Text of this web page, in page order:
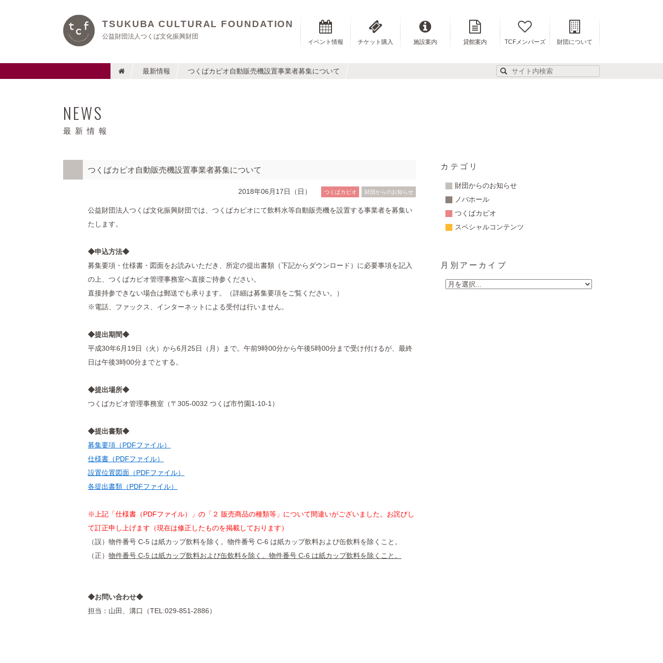
TSUKUBA CULTURAL FOUNDATION
公益財団法人つくば文化振興財団
イベント情報 チケット購入 施設案内 貸館案内 TCFメンバーズ 財団について
最新情報 つくばカピオ自動販売機設置事業者募集について
NEWS
最新情報
つくばカピオ自動販売機設置事業者募集について
2018年06月17日（日） つくばカピオ 財団からのお知らせ
公益財団法人つくば文化振興財団では、つくばカピオにて飲料水等自動販売機を設置する事業者を募集い
たします。
◆申込方法◆
募集要項・仕様書・図面をお読みいただき、所定の提出書類（下記からダウンロード）に必要事項を記入
の上、つくばカピオ管理事務室へ直接ご持参ください。
直接持参できない場合は郵送でも承ります。（詳細は募集要項をご覧ください。）
※電話、ファックス、インターネットによる受付は行いません。
◆提出期間◆
平成30年6月19日（火）から6月25日（月）まで。午前9時00分から午後5時00分まで受け付けるが、最終
日は午後3時00分までとする。
◆提出場所◆
つくばカピオ管理事務室（〒305-0032 つくば市竹園1-10-1）
◆提出書類◆
募集要項（PDFファイル）
仕様書（PDFファイル）
設置位置図面（PDFファイル）
各提出書類（PDFファイル）
※上記「仕様書（PDFファイル）」の「２ 販売商品の種類等」について間違いがございました。お詫びし
て訂正申し上げます（現在は修正したものを掲載しております）
（誤）物件番号 C-5 は紙カップ飲料を除く。物件番号 C-6 は紙カップ飲料および缶飲料を除くこと。
（正） 物件番号 C-5 は紙カップ飲料および缶飲料を除く。物件番号 C-6 は紙カップ飲料を除くこと。
◆お問い合わせ◆
担当：山田、溝口（TEL:029-851-2886）
カテゴリ
財団からのお知らせ
ノバホール
つくばカピオ
スペシャルコンテンツ
月別アーカイブ